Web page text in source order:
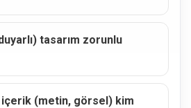
tasarım zorunlu
(metin, görsel) kim